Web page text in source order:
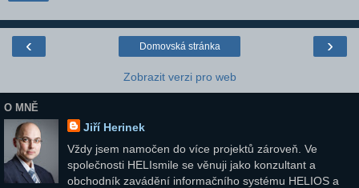
‹ ›
Domovská stránka
Zobrazit verzi pro web
O MNĚ
Jiří Herinek
Vždy jsem namočen do více projektů zároveň. Ve
společnosti HELIsmile se věnuji jako konzultant a
obchodník zavádění informačního systému HELIOS a